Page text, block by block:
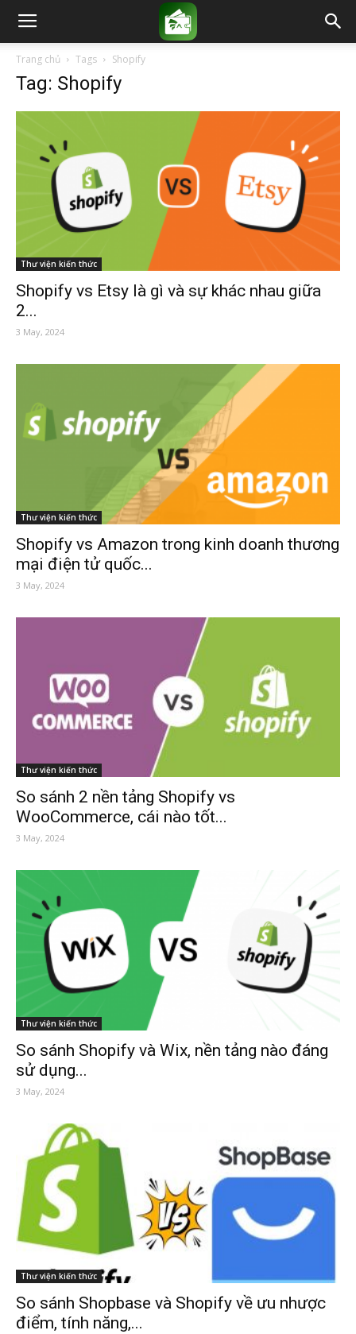
Trang chủ Tags Shopify
Tag: Shopify
Thư viện kiến thức
Shopify vs Etsy là gì và sự khác nhau giữa
2...
3 May, 2024
Thư viện kiến thức
Shopify vs Amazon trong kinh doanh thương
mại điện tử quốc...
3 May, 2024
Thư viện kiến thức
So sánh 2 nền tảng Shopify vs
WooCommerce, cái nào tốt...
3 May, 2024
Thư viện kiến thức
So sánh Shopify và Wix, nền tảng nào đáng
sử dụng...
3 May, 2024
Thư viện kiến thức
So sánh Shopbase và Shopify về ưu nhược
điểm, tính năng,...